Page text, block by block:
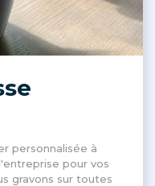
personnalisée à
pour vos
gravons sur toutes